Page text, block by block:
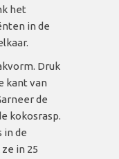
het
in de
Druk
kant van
de
kokosrasp.
in de
in 25